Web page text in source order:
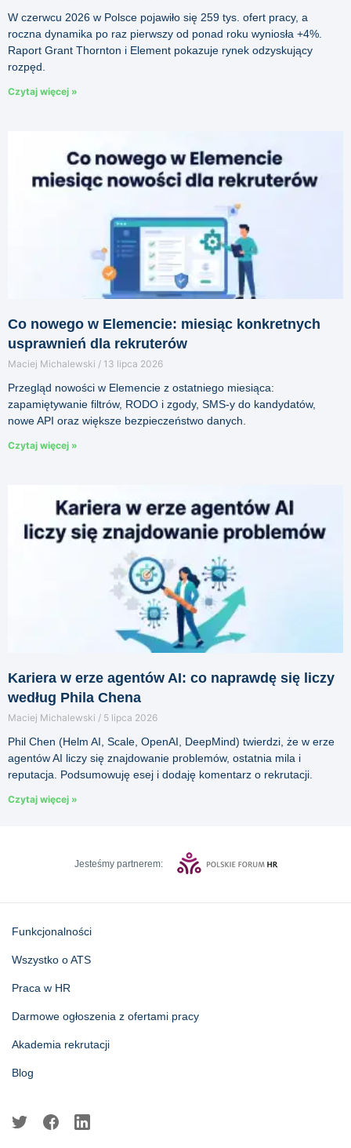
W czerwcu 2026 w Polsce pojawiło się 259 tys. ofert pracy, a
roczna dynamika po raz pierwszy od ponad roku wyniosła +4%.
Raport Grant Thornton i Element pokazuje rynek odzyskujący
rozpęd.
Czytaj więcej »
Co nowego w Elemencie: miesiąc konkretnych
usprawnień dla rekruterów
Maciej Michalewski 13 lipca 2026
Przegląd nowości w Elemencie z ostatniego miesiąca:
zapamiętywanie filtrów, RODO i zgody, SMS-y do kandydatów,
nowe API oraz większe bezpieczeństwo danych.
Czytaj więcej »
Kariera w erze agentów AI: co naprawdę się liczy
według Phila Chena
Maciej Michalewski 5 lipca 2026
Phil Chen (Helm AI, Scale, OpenAI, DeepMind) twierdzi, że w erze
agentów AI liczy się znajdowanie problemów, ostatnia mila i
reputacja. Podsumowuję esej i dodaję komentarz o rekrutacji.
Czytaj więcej »
Jesteśmy partnerem:
Funkcjonalności
Wszystko o ATS
Praca w HR
Darmowe ogłoszenia z ofertami pracy
Akademia rekrutacji
Blog